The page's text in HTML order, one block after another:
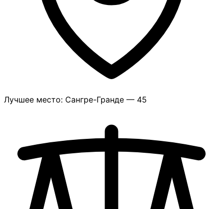
Лучшее место: Сангре-Гранде — 45